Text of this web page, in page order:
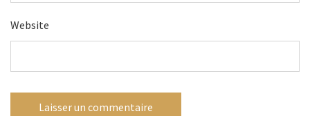
Website